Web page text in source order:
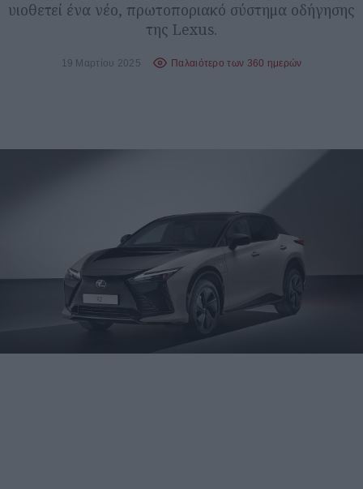
υιοθετεί ένα νέο, πρωτοποριακό σύστημα οδήγησης
της Lexus.
19 Μαρτίου 2025 Παλαιότερο των 360 ημερών